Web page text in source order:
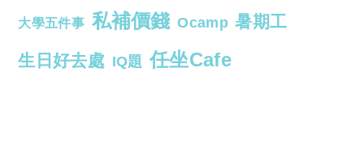
大學五件事 私補價錢 Ocamp 暑期工
生日好去處 IQ題 任坐Cafe